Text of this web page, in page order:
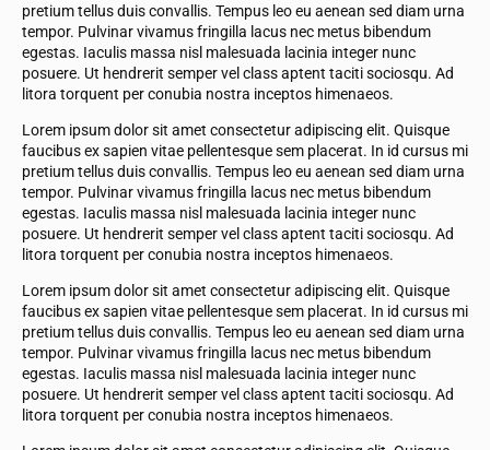
pretium tellus duis convallis. Tempus leo eu aenean sed diam urna
tempor. Pulvinar vivamus fringilla lacus nec metus bibendum
egestas. Iaculis massa nisl malesuada lacinia integer nunc
posuere. Ut hendrerit semper vel class aptent taciti sociosqu. Ad
litora torquent per conubia nostra inceptos himenaeos.
Lorem ipsum dolor sit amet consectetur adipiscing elit. Quisque
faucibus ex sapien vitae pellentesque sem placerat. In id cursus mi
pretium tellus duis convallis. Tempus leo eu aenean sed diam urna
tempor. Pulvinar vivamus fringilla lacus nec metus bibendum
egestas. Iaculis massa nisl malesuada lacinia integer nunc
posuere. Ut hendrerit semper vel class aptent taciti sociosqu. Ad
litora torquent per conubia nostra inceptos himenaeos.
Lorem ipsum dolor sit amet consectetur adipiscing elit. Quisque
faucibus ex sapien vitae pellentesque sem placerat. In id cursus mi
pretium tellus duis convallis. Tempus leo eu aenean sed diam urna
tempor. Pulvinar vivamus fringilla lacus nec metus bibendum
egestas. Iaculis massa nisl malesuada lacinia integer nunc
posuere. Ut hendrerit semper vel class aptent taciti sociosqu. Ad
litora torquent per conubia nostra inceptos himenaeos.